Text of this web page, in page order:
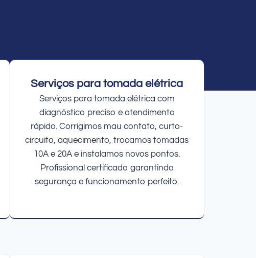
Serviços para tomada elétrica
Serviços para tomada elétrica com
diagnóstico preciso e atendimento
rápido. Corrigimos mau contato, curto-
circuito, aquecimento, trocamos tomadas
10A e 20A e instalamos novos pontos.
Profissional certificado garantindo
segurança e funcionamento perfeito.